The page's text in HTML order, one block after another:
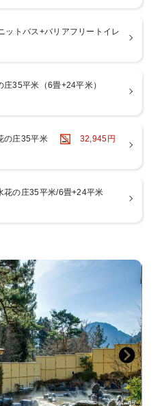
可能
の小腹の空いた時間に「夜鳴きそ
ご用意
トをご用意
好きなお花をお部屋にお持ちくだ
ファテーブル席に！着座するまで
－－－－－－－－－－－－－
確認の上ご予約くださいませ。
を思う存分満喫くださいませ。
ットバス+バリアフリートイレ
庄35平米（6畳+24平米）
の庄35平米
32,945円
花の庄35平米/6畳+24平米